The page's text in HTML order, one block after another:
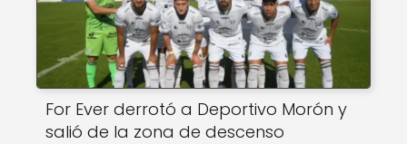
For Ever derrotó a Deportivo Morón y
salió de la zona de descenso